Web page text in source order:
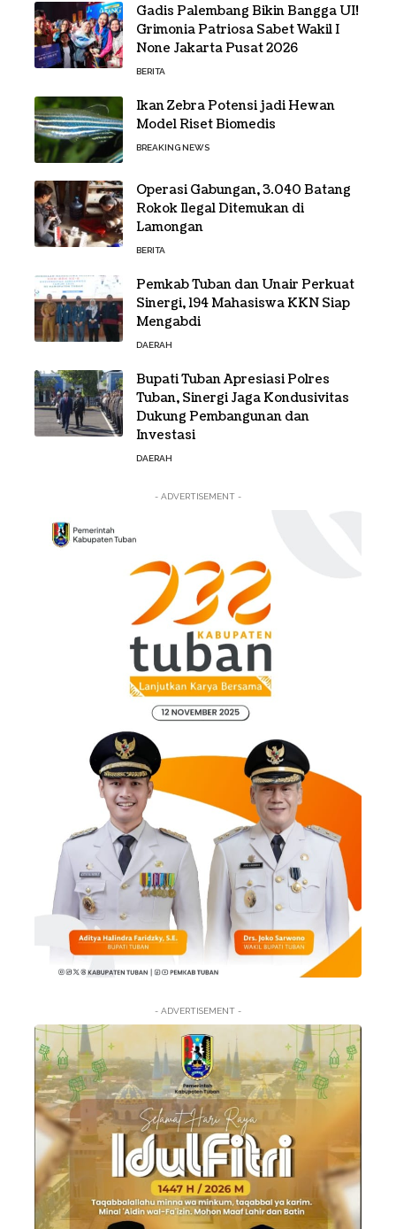
Gadis Palembang Bikin Bangga UI!
Grimonia Patriosa Sabet Wakil I
None Jakarta Pusat 2026
BERITA
Ikan Zebra Potensi jadi Hewan
Model Riset Biomedis
BREAKING NEWS
Operasi Gabungan, 3.040 Batang
Rokok Ilegal Ditemukan di
Lamongan
BERITA
Pemkab Tuban dan Unair Perkuat
Sinergi, 194 Mahasiswa KKN Siap
Mengabdi
DAERAH
Bupati Tuban Apresiasi Polres
Tuban, Sinergi Jaga Kondusivitas
Dukung Pembangunan dan
Investasi
DAERAH
- ADVERTISEMENT -
- ADVERTISEMENT -